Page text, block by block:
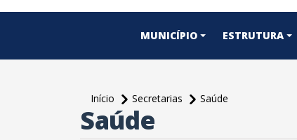
MUNICÍPIO ESTRUTURA
Início Secretarias
Saúde
Saúde